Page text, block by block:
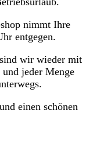
nimmt Ihre
entgegen.
sind wir wieder mit
jeder Menge
einen schönen